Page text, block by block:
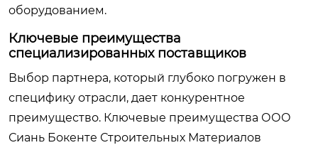
оборудованием.
Ключевые преимущества
специализированных поставщиков
Выбор партнера, который глубоко погружен в
специфику отрасли, дает конкурентное
преимущество. Ключевые преимущества ООО
Сиань Бокенте Строительных Материалов